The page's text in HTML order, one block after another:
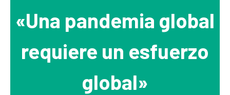
«Una pandemia global
requiere un esfuerzo
global»